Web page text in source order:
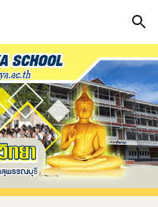
Skip to navigation